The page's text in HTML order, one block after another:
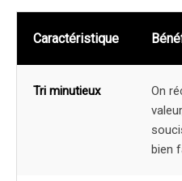
Caractéristique
Tri minutieux
On
bien